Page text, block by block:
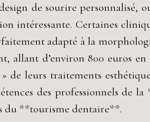
de sourire
Certaines
adapté à la
d’environ 800 euros
leurs traitements
des professionnels de
du **tourisme dentaire**.